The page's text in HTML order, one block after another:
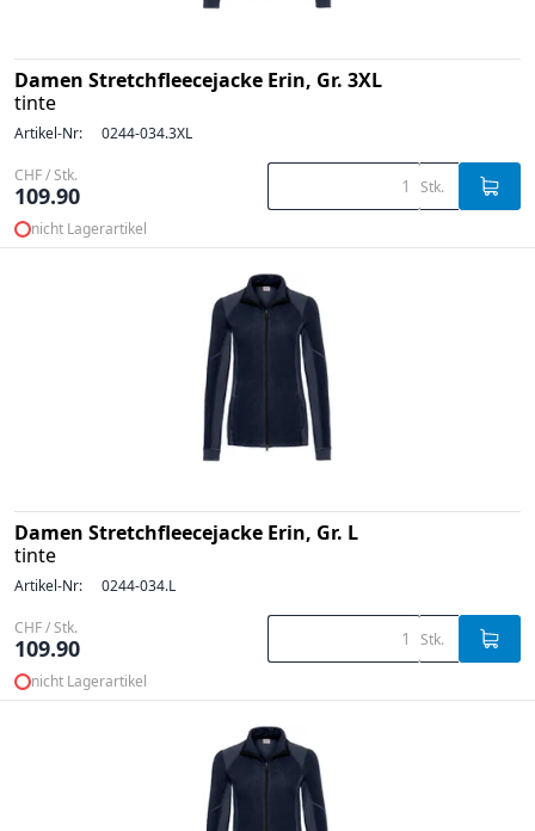
Damen Stretchfleecejacke Erin, Gr. 3XL
tinte
Artikel-Nr: 0244-034.3XL
CHF / Stk.
109.90 Stk.
nicht Lagerartikel
Damen Stretchfleecejacke Erin, Gr. L
tinte
Artikel-Nr: 0244-034.L
CHF / Stk.
109.90 Stk.
nicht Lagerartikel